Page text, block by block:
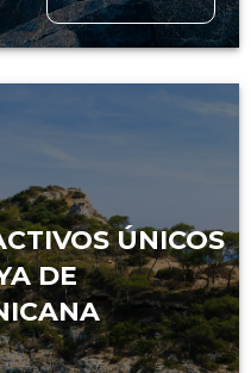
ÚNICOS
DE